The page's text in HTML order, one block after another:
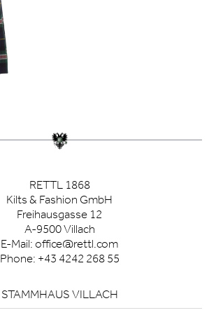
RETTL 1868
Kilts & Fashion GmbH
Freihausgasse 12
A-9500 Villach
E-Mail: office@rettl.com
Phone: +43 4242 268 55
STAMMHAUS VILLACH